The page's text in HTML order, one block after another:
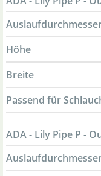
Höhe
Breite
Passend für
ADA - Lily Pipe P -